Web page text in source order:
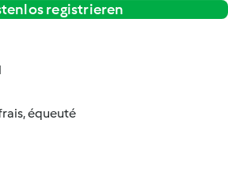
registrieren
équeuté